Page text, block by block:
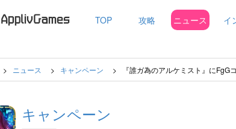
TOP 攻略 ニュース イ
ニュース キャンペーン 『誰ガ為のアルケミスト』にFgG
キャンペーン